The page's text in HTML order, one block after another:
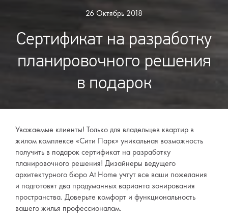
26 Октябрь 2018
Сертификат на разработку
планировочного решения
в подарок
Уважаемые клиенты! Только для владельцев квартир в
жилом комплексе «Сити Парк» уникальная возможность
получить в подарок сертификат на разработку
планировочного решения! Дизайнеры ведущего
архитектурного бюро At Home учтут все ваши пожелания
и подготовят два продуманных варианта зонирования
пространства. Доверьте комфорт и функциональность
вашего жилья профессионалам.